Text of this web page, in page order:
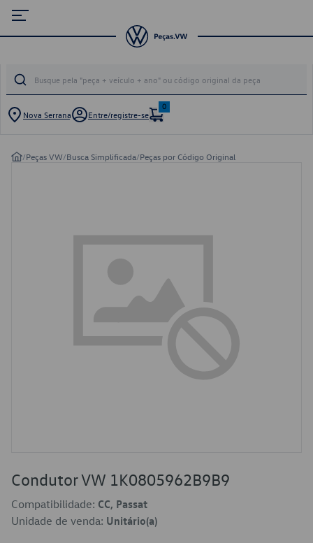
Nova Serrana Entre/registre-se
0
/Peças VW/Busca Simplificada/Peças por Código Original
Condutor VW 1K0805962B9B9
Compatibilidade: CC, Passat
Unidade de venda: Unitário(a)